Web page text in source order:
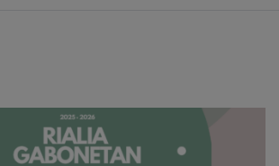
2025, 9 eta 12 arteko haurrentzat